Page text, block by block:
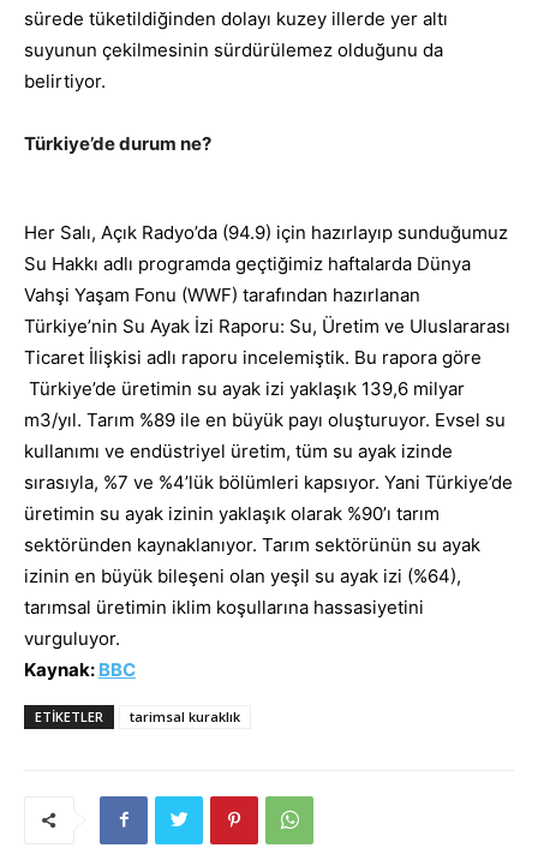
sürede tüketildiğinden dolayı kuzey illerde yer altı
suyunun çekilmesinin sürdürülemez olduğunu da
belirtiyor.
Türkiye’de durum ne?
Her Salı, Açık Radyo’da (94.9) için hazırlayıp sunduğumuz
Su Hakkı adlı programda geçtiğimiz haftalarda Dünya
Vahşi Yaşam Fonu (WWF) tarafından hazırlanan
Türkiye’nin Su Ayak İzi Raporu: Su, Üretim ve Uluslararası
Ticaret İlişkisi adlı raporu incelemiştik. Bu rapora göre
Türkiye’de üretimin su ayak izi yaklaşık 139,6 milyar
m3/yıl. Tarım %89 ile en büyük payı oluşturuyor. Evsel su
kullanımı ve endüstriyel üretim, tüm su ayak izinde
sırasıyla, %7 ve %4’lük bölümleri kapsıyor. Yani Türkiye’de
üretimin su ayak izinin yaklaşık olarak %90’ı tarım
sektöründen kaynaklanıyor. Tarım sektörünün su ayak
izinin en büyük bileşeni olan yeşil su ayak izi (%64),
tarımsal üretimin iklim koşullarına hassasiyetini
vurguluyor.
Kaynak: BBC
ETIKETLER tarimsal kuraklık